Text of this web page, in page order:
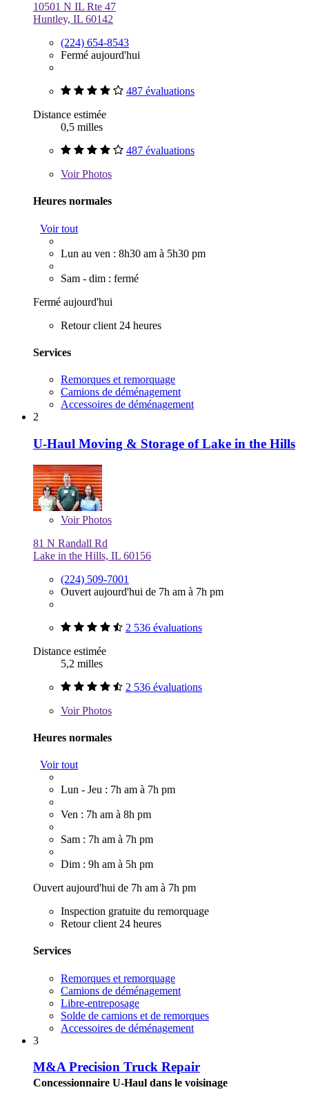
10501 N IL Rte 47
Huntley, IL 60142
(224) 654-8543
Fermé aujourd'hui
487 évaluations
Distance estimée
0,5 milles
487 évaluations
VoirPhotos
Heures normales
Voir tout
Lun au ven : 8h30 am à 5h30 pm
Sam - dim : fermé
Fermé aujourd'hui
Retour client 24 heures
Services
Remorques et remorquage
Camions de déménagement
Accessoires de déménagement
2
U-Haul Moving & Storage of Lake in the Hills
VoirPhotos
81 N Randall Rd
Lake in the Hills, IL 60156
(224) 509-7001
Ouvert aujourd'hui de 7h am à 7h pm
2 536 évaluations
Distance estimée
5,2 milles
2 536 évaluations
VoirPhotos
Heures normales
Voir tout
Lun - Jeu : 7h am à 7h pm
Ven : 7h am à 8h pm
Sam : 7h am à 7h pm
Dim : 9h am à 5h pm
Ouvert aujourd'hui de 7h am à 7h pm
Inspection gratuite du remorquage
Retour client 24 heures
Services
Remorques et remorquage
Camions de déménagement
Libre-entreposage
Solde de camions et de remorques
Accessoires de déménagement
3
M&A Precision Truck Repair
Concessionnaire U-Haul dans le voisinage